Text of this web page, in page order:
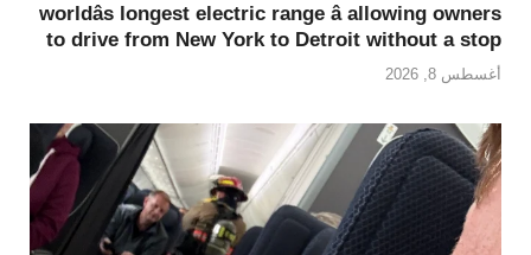
worldâs longest electric range â allowing owners
to drive from New York to Detroit without a stop
أغسطس 8, 2026